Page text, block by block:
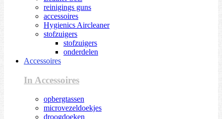
reinigings guns
accessoires
Hygienics Aircleaner
stofzuigers
stofzuigers
onderdelen
Accessoires
In Accessoires
opbergtassen
microvezeldoekjes
droogdoeken